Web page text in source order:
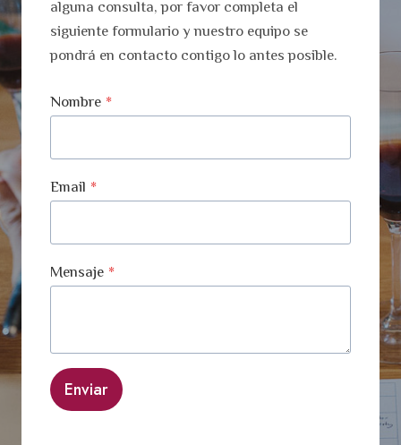
alguna consulta, por favor completa el
siguiente formulario y nuestro equipo se
pondrá en contacto contigo lo antes posible.
Nombre *
Email *
Mensaje *
Enviar